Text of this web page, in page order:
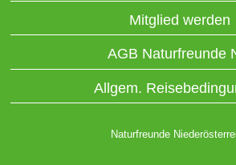
Mitglied werden
AGB Naturfreunde
Allgem.
Naturfreunde